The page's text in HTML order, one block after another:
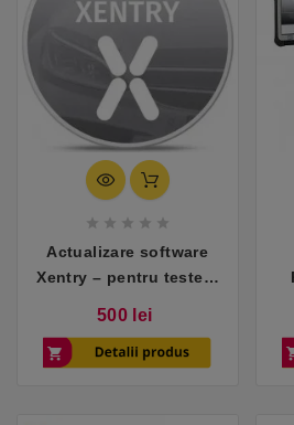
    
Actualizare software
Xentry – pentru testere
500 lei